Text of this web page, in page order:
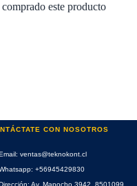
este producto
CON NOSOTROS
ventas@teknokont.cl
+56945429830
Av. Mapocho 3942, 8501099